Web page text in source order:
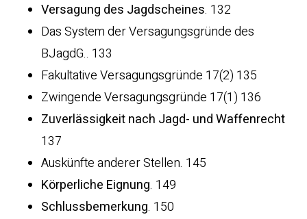
Versagung des Jagdscheines. 132
Das System der Versagungsgründe des
BJagdG.. 133
Fakultative Versagungsgründe 17(2) 135
Zwingende Versagungsgründe 17(1) 136
Zuverlässigkeit nach Jagd- und Waffenrecht
137
Auskünfte anderer Stellen. 145
Körperliche Eignung. 149
Schlussbemerkung. 150